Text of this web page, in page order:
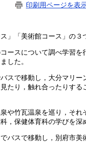
印刷用ページを表
「美術館コース」の３
ースについて調べ学習を
した。
スで移動し，大分マリー
たり，触れ合ったりす
や竹瓦温泉を巡り，それ
，保健体育科の学びを深
バスで移動し，別府市美